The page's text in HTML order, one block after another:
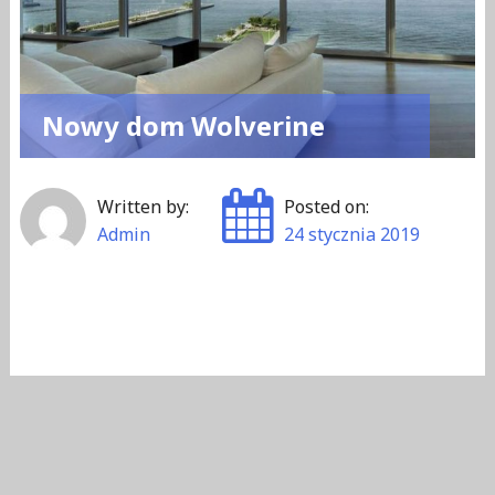
Nowy dom Wolverine
Written by:
Admin
Posted on:
24 stycznia 2019